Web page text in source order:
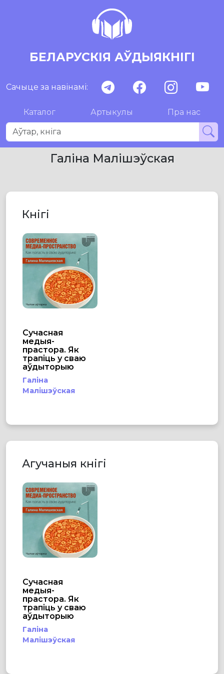
БЕЛАРУСКІЯ АЎДЫЯКНІГІ
Сачыце за навінамі:
Каталог Артыкулы Пра нас
Галіна Малішэўская
Кнігі
Сучасная
медыя-
прастора. Як
трапіць у сваю
аўдыторыю
Галіна
Малішэўская
Агучаныя кнігі
Сучасная
медыя-
прастора. Як
трапіць у сваю
аўдыторыю
Галіна
Малішэўская